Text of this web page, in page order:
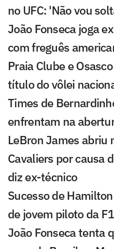
no UFC: 'Não vou
João Fonseca joga
com freguês
Praia Clube e
título do vôlei
Times de
enfrentam na
LeBron James abriu
Cavaliers por causa
diz ex-técnico
Sucesso de
de jovem piloto da F1
João Fonseca tenta